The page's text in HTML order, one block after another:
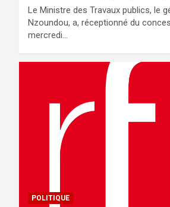
Le Ministre des Travaux publics, le
Nzoundou, a, réceptionné du
mercredi…
POLITIQUE